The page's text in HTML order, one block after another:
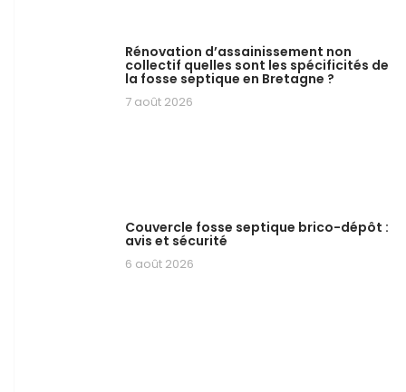
Rénovation d’assainissement non
collectif quelles sont les spécificités de
la fosse septique en Bretagne ?
7 août 2026
Couvercle fosse septique brico-dépôt :
avis et sécurité
6 août 2026